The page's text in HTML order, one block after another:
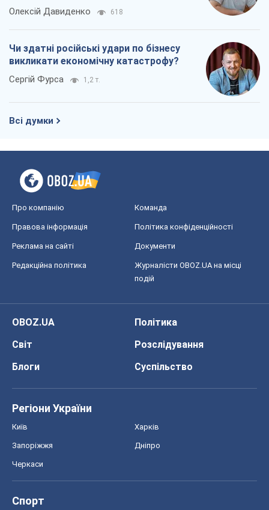
Олексій Давиденко 618
Чи здатні російські удари по бізнесу
викликати економічну катастрофу?
Сергій Фурса 1,2 т.
Всі думки
Про компанію Команда
Правова інформація Політика конфіденційності
Реклама на сайті Документи
Редакційна політика
Журналісти OBOZ.UA на місці
подій
OBOZ.UA
Політика
Світ
Розслідування
Блоги
Суспільство
Регіони України
Київ Харків
Запоріжжя Дніпро
Черкаси
Спорт